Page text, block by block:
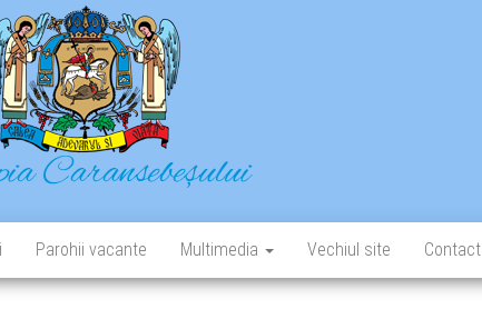
Caransebeșului
Caransebeșului
Parohii vacante Multimedia Vechiul site Contact